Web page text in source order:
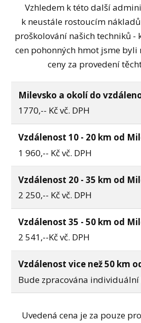
Vzhledem k této další
k neustále rostoucím
proškolování našich techniků -
cen pohonných hmot jsme byli
ceny za provedení
Milevsko a okolí do
1770,-- Kč vč. DPH
Vzdálenost 10 - 20 km od
1 960,-- Kč vč. DPH
Vzdálenost 20 - 35 km od
2 250,-- Kč vč. DPH
Vzdálenost 35 - 50 km od
2 541,--Kč vč. DPH
Vzdálenost vice než 50 km
Bude zpracována
Uvedená cena je za pouze